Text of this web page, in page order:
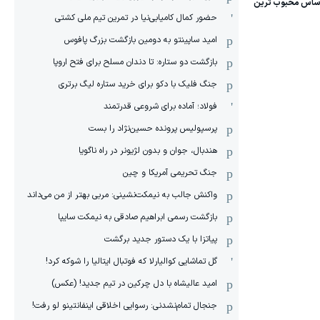
حضور کمال کامیابی‌نیا در تمرین تیم ملی کشتی
امید ساپینتو به دومین بازگشت بزرگ پافوس
بازگشت دو ستاره: تا دندان مسلح برای فتح اروپا
جنگ فلیک با دکو برای خرید ستاره لیگ برتری
فولاد؛ آماده برای شروعی قدرتمند
پرسپولیس پرونده حسین‌نژاد را بست
هندبال، جوان و بدون لژیونر در راه ناگویا
جنگ تحریمی آمریکا و چین
واکنش جالب به نیمکت‌نشینی: مربی بهتر از من می‌داند
بازگشت رسمی ابراهیم صادقی به نیمکت سایپا
پیاتزا با یک دستور جدید برگشت
گل تماشایی کوالیارلا که فوتبال ایتالیا را شوکه کرد!
امید عالیشاه با دل چرکین در تیم جدید! (عکس)
جنجال تمام‌نشدنی:‌ رسوایی اخلاقی اینفانتینو لو رفت!